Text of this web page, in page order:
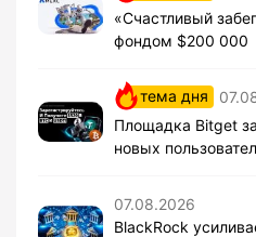
«Счастливый
фондом $200 000
тема дня
Площадка Bitget
новых
07.08.2026
BlackRock